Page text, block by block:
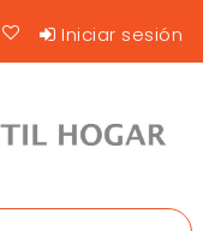
Iniciar sesión